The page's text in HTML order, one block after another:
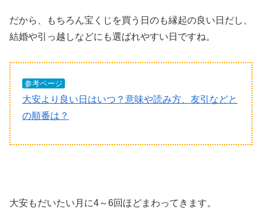
だから、もちろん宝くじを買う日のも縁起の良い日だし、
結婚や引っ越しなどにも選ばれやすい日ですね。
参考ページ
大安より良い日はいつ？意味や読み方、友引などと
の順番は？
大安もだいたい月に4～6回ほどまわってきます。